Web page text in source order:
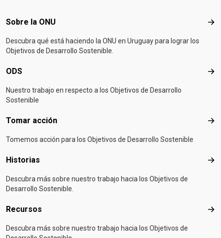
Footer menu
Sobre la ONU
Descubra qué está haciendo la ONU en Uruguay para lograr los
Objetivos de Desarrollo Sostenible.
ODS
Nuestro trabajo en respecto a los Objetivos de Desarrollo
Sostenible
Tomar acción
Tomemos acción para los Objetivos de Desarrollo Sostenible
Historias
Descubra más sobre nuestro trabajo hacia los Objetivos de
Desarrollo Sostenible.
Recursos
Descubra más sobre nuestro trabajo hacia los Objetivos de